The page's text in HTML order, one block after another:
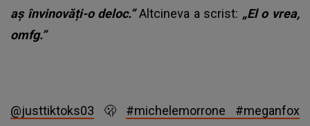
aș învinovăți-o deloc.”Altcineva a scrist: „El o vrea,
omfg.”
@justtiktoks03 🫢 #michelemorrone #meganfox